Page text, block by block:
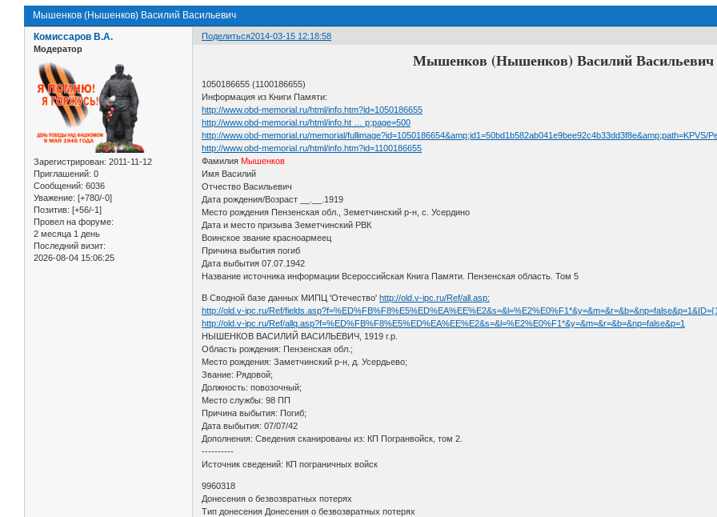
Мышенков (Нышенков) Василий Васильевич
Поделиться2014-03-15 12:18:58
Комиссаров В.А.
Модератор
Зарегистрирован: 2011-11-12
Приглашений: 0
Сообщений: 6036
Уважение: [+780/-0]
Позитив: [+56/-1]
Провел на форуме:
2 месяца 1 день
Последний визит:
2026-08-04 15:06:25
Мышенков (Нышенков) Василий Васильевич
1050186655 (1100186655)
Информация из Книги Памяти:
http://www.obd-memorial.ru/html/info.htm?id=1050186655
http://www.obd-memorial.ru/html/info.ht … p;page=500
http://www.obd-memorial.ru/memorial/
http://www.obd-memorial.ru/html/info.htm?id=1100186655
Фамилия Мышенков
Имя Василий
Отчество Васильевич
Дата рождения/Возраст __.__.1919
Место рождения Пензенская обл., Земетчинский р-н, с. Усердино
Дата и место призыва Земетчинский РВК
Воинское звание красноармеец
Причина выбытия погиб
Дата выбытия 07.07.1942
Название источника информации Всероссийская Книга Памяти. Пензенская область. Том 5
В Сводной базе данных МИПЦ 'Отечество'http://old.v-ipc.ru/Ref/all.asp:
http://old.v-ipc.ru/Ref/
http://old.v-ipc.ru/Ref/allq.asp?f=%ED%FB%F8%E5%ED%EA%EE%E2&s=&l=%E2%E0%F1*&y=&m=&r=&b=&np=false&p=1
НЫШЕНКОВ ВАСИЛИЙ ВАСИЛЬЕВИЧ, 1919 г.р.
Область рождения: Пензенская обл.;
Место рождения: Заметчинский р-н, д. Усердьево;
Звание: Рядовой;
Должность: повозочный;
Место службы: 98 ПП
Причина выбытия: Погиб;
Дата выбытия: 07/07/42
Дополнения: Сведения сканированы из: КП Погранвойск, том 2.
----------
Источник сведений: КП пограничных войск
9960318
Донесения о безвозвратных потерях
Тип донесения Донесения о безвозвратных потерях